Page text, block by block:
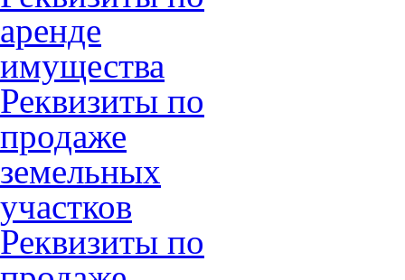
аренде
имущества
Реквизиты по
продаже
земельных
участков
Реквизиты по